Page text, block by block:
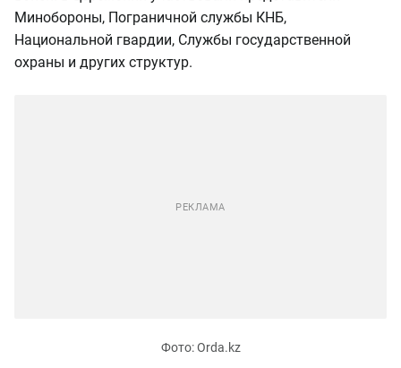
Минобороны, Пограничной службы КНБ,
Национальной гвардии, Службы государственной
охраны и других структур.